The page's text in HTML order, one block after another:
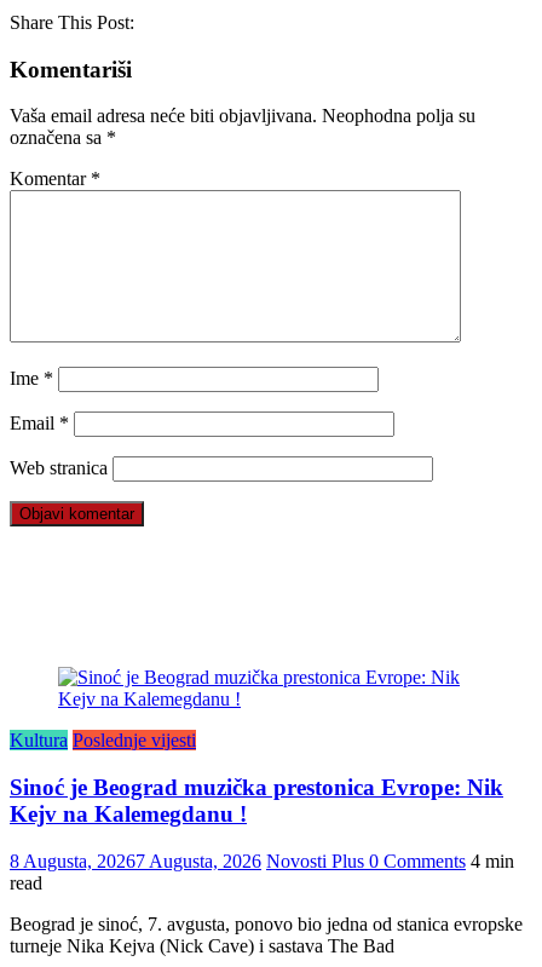
Share This Post:
Komentariši
Vaša email adresa neće biti objavljivana. Neophodna polja su
označena sa *
Komentar *
Ime *
Email *
Web stranica
Kultura Poslednje vijesti
Sinoć je Beograd muzička prestonica Evrope: Nik
Kejv na Kalemegdanu !
8 Augusta, 20267 Augusta, 2026 Novosti Plus 0 Comments 4 min
read
Beograd je sinoć, 7. avgusta, ponovo bio jedna od stanica evropske
turneje Nika Kejva (Nick Cave) i sastava The Bad